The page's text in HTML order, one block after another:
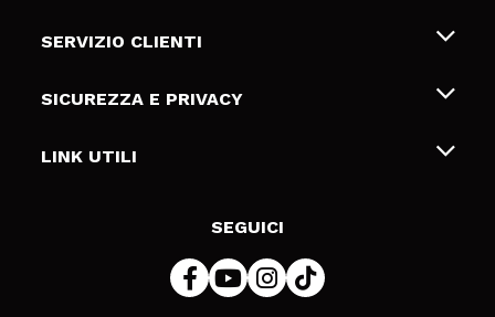
Chi siamo
Gift Cards
SERVIZIO CLIENTI
Spedizioni & Resi
Metodi di pagamamento
SICUREZZA E PRIVACY
Termini e condizioni
LINK UTILI
SEGUICI